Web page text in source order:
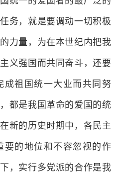
务，就是要调动一切积极
力量，为在本世纪内把我
义强国而共同奋斗，还要
成祖国统一大业而共同努
都是我国革命的爱国的统
新的历史时期中，各民主
要的地位和不容忽视的作
，实行多党派的合作是我